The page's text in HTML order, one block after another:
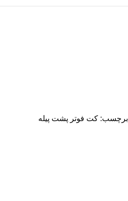
برچسب: کت فوتر پشت پیله